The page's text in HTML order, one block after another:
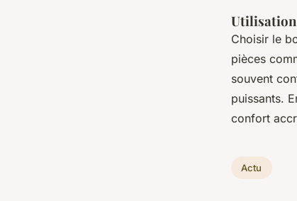
Utilisation
Choisir le
pièces
souvent
puissants.
confort
Actu